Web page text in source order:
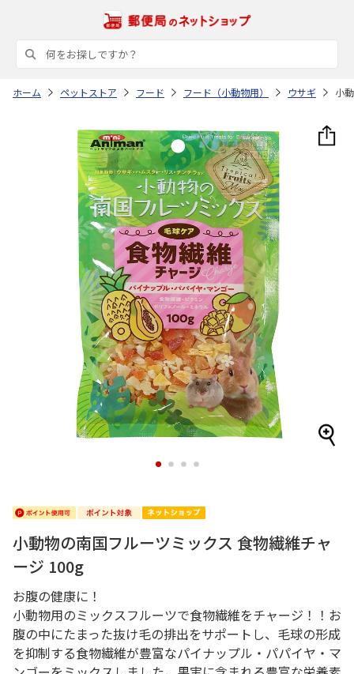
ホーム ペットストア フード フード（小動物用） ウサギ 小
1 2 3 4
小動物の南国フルーツミックス 食物繊維チャ
ージ 100g
お腹の健康に！
小動物用のミックスフルーツで食物繊維をチャージ！！お
腹の中にたまった抜け毛の排出をサポートし、毛球の形成
を抑制する食物繊維が豊富なパイナップル・パパイヤ・マ